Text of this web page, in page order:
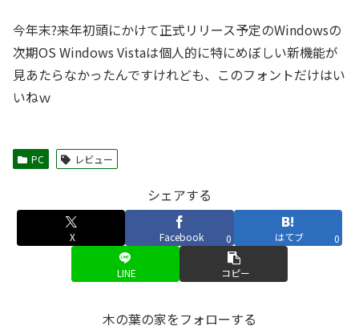
今年末?来年初頭にかけて正式リリース予定のWindowsの
次期OS Windows Vistaは個人的に特にめぼしい新機能が
見あたらなかったんですけれども、このフォントだけはい
いねｗ
PC レビュー
シェアする
X Facebook 0 はてブ 0
LINE コピー
木の葉の家をフォローする